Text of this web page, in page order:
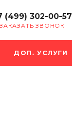
(499) 302-00-57
ЗАКАЗАТЬ ЗВОНОК
ДОП. УСЛУГИ